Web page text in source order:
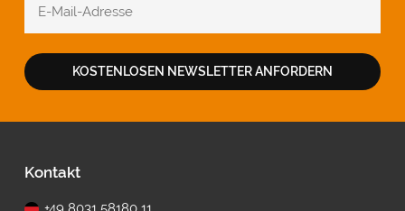
KOSTENLOSEN NEWSLETTER ANFORDERN
Fußbereich
Kontakt